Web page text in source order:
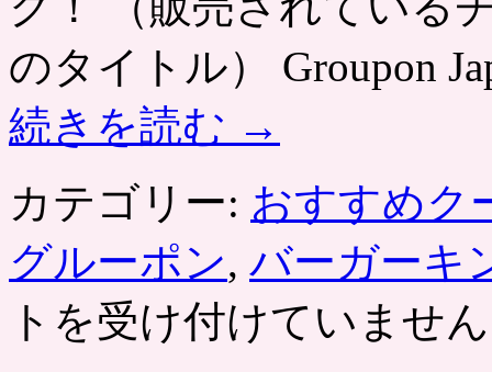
のタイトル） Groupon
続きを読む →
カテゴリー: おすすめク
グルーポン, バーガーキ
トを受け付けていません